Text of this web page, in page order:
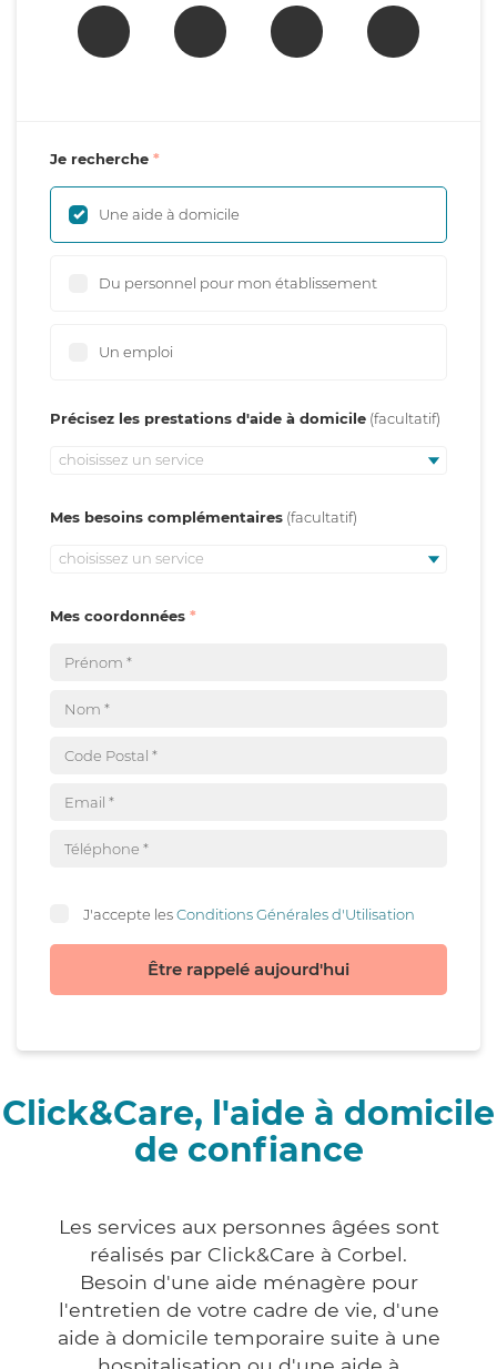
Je recherche
Une aide à domicile
Du personnel pour mon établissement
Un emploi
Précisez les prestations d'aide à domicile
choisissez un service
Mes besoins complémentaires
choisissez un service
Mes coordonnées
J'accepte lesConditions Générales d'Utilisation
Être rappelé aujourd'hui
Click&Care, l'aide à domicile
de confiance
Les services aux personnes âgées sont
réalisés par Click&Care à Corbel.
Besoin d'une aide ménagère pour
l'entretien de votre cadre de vie, d'une
aide à domicile temporaire suite à une